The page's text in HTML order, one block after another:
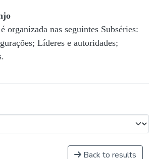
organizada nas seguintes Subséries:
Líderes e autoridades;
Back to results